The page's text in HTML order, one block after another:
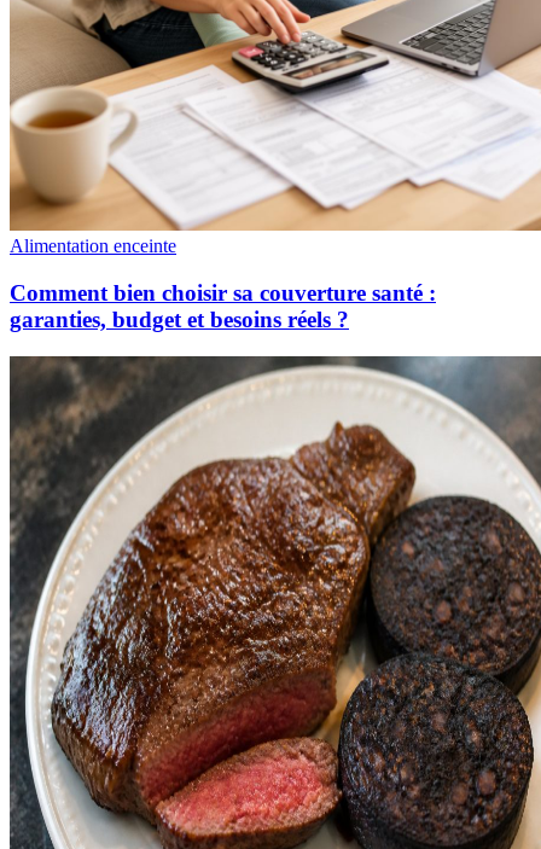
Alimentation enceinte
Comment bien choisir sa couverture santé :
garanties, budget et besoins réels ?